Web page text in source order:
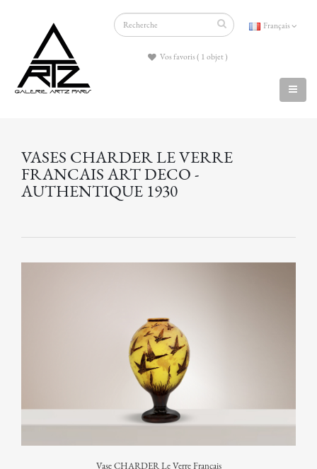
Français
Vos favoris ( 1 objet )
VASES CHARDER LE VERRE
FRANCAIS ART DECO -
AUTHENTIQUE 1930
Vase CHARDER Le Verre Français